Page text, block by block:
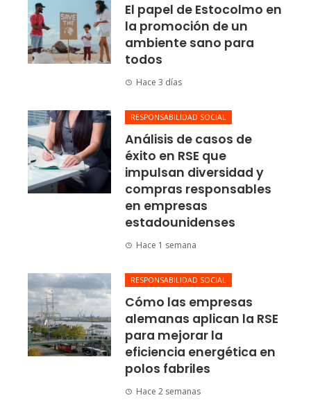
El papel de Estocolmo en
la promoción de un
ambiente sano para
todos
Hace 3 días
RESPONSABILIDAD SOCIAL
Análisis de casos de
éxito en RSE que
impulsan diversidad y
compras responsables
en empresas
estadounidenses
Hace 1 semana
RESPONSABILIDAD SOCIAL
Cómo las empresas
alemanas aplican la RSE
para mejorar la
eficiencia energética en
polos fabriles
Hace 2 semanas